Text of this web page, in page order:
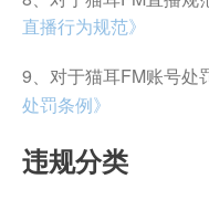
直播行为规范》
9、对于猫耳FM账号处
处罚条例 》
违规分类